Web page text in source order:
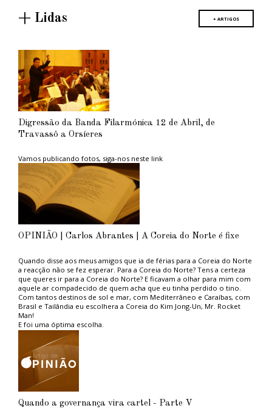
+ Lidas + ARTIGOS
Digressão da Banda Filarmónica 12 de Abril, de
Travassô a Orsíeres
Vamos publicando fotos, siga-nos neste link
OPINIÃO | Carlos Abrantes | A Coreia do Norte é fixe
Quando disse aos meus amigos que ia de férias para a Coreia do Norte
a reacção não se fez esperar. Para a Coreia do Norte? Tens a certeza
que queres ir para a Coreia do Norte? E ficavam a olhar para mim com
aquele ar compadecido de quem acha que eu tinha perdido o tino.
Com tantos destinos de sol e mar, com Mediterrâneo e Caraíbas, com
Brasil e Tailândia eu escolhera a Coreia do Kim Jong-Un, Mr. Rocket
Man!
E foi uma óptima escolha.
Aconselho aos ambientalistas do PAN, tão na moda, e aos amantes das
grandes causas politicamente correctas, uma estadia naquele paraíso
ambiental. Não sofrerão com os engarrafamentos das grandes
metrópoles capitalistas porque em Pyongyang, a capital, praticamente
não circulam automóveis, nem camiões, nem autocarros. Emissões de
carbono zero, ou quase.
Em contrapartida vê-se muita gente a pé, a caminho do trabalho ou de
lado nenhum, promovendo um estilo de vida saudável, sem
Quando a governança vira cartel - Parte V